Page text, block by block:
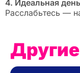
4. Идеальная
Расслабьтесь —